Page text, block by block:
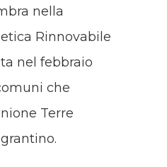
nella
Rinnovabile
nel febbraio
che
Terre